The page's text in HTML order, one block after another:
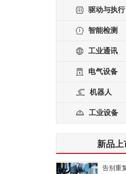
驱动与执行
智能检测
工业通讯
电气设备
机器人
工业设备
新品上
告别重